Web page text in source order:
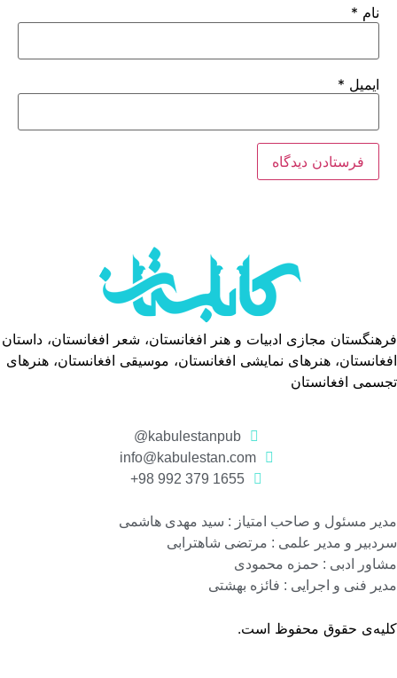
نام *
ایمیل *
فرهنگستان مجازی ادبیات و هنر افغانستان، شعر افغانستان، داستان
افغانستان، هنرهای نمایشی افغانستان، موسیقی افغانستان، هنرهای
تجسمی افغانستان
kabulestanpub@
info@kabulestan.com
1655 379 992 98+
مدیر مسئول و صاحب امتیاز : سید مهدی هاشمی
سردبیر و مدیر علمی : مرتضی شاهترابی
مشاور ادبی : حمزه محمودی
مدیر فنی و اجرایی : فائزه بهشتی
کلیه‌ی حقوق محفوظ است.